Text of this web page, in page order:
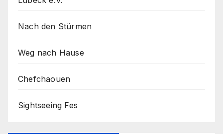
Nach den Stürmen
Weg nach Hause
Chefchaouen
Sightseeing Fes